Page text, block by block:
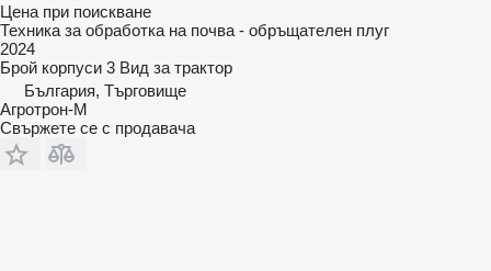
Цена при поискване
Техника за обработка на почва - обръщателен плуг
2024
Брой корпуси 3 Вид за трактор
България, Търговище
Агротрон-М
Свържете се с продавача